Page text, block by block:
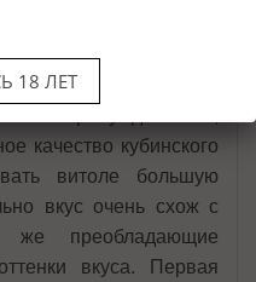
Regata идеально
начинает знакомство с
качество кубинского
витоле большую
вкус очень схож с
преобладающие
вкуса. Первая
18 ЛЕТ